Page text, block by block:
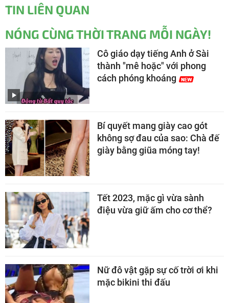
TIN LIÊN QUAN
NÓNG CÙNG THỜI TRANG MỖI NGÀY!
Cô giáo dạy tiếng Anh ở Sài
thành "mê hoặc" với phong
cách phóng khoáng
Bí quyết mang giày cao gót
không sợ đau của sao: Chà đế
giày bằng giũa móng tay!
Tết 2023, mặc gì vừa sành
điệu vừa giữ ấm cho cơ thể?
Nữ đô vật gặp sự cố trời ơi khi
mặc bikini thi đấu